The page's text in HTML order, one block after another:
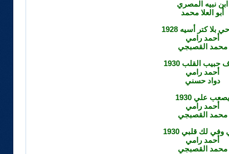
ابن نبيه المصري
أبو العلا محمد
بلا كتر أسيه 1928
أحمد رامي
محمد القصبجي
القلب 1930
أحمد رامي
دواد حسني
يصعب علي 1930
أحمد رامي
محمد القصبجي
وفي لك قلبي 1930
أحمد رامي
محمد القصبجي